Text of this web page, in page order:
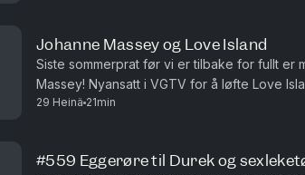
Johanne Massey og Love Island
Siste sommerprat før vi er tilbake for fullt er
Massey! Nyansatt i VGTV for å løfte Love
hadde Morten og Johanne hatt det på ferie
29 Heinä 21min
#559 Eggerøre til Durek og